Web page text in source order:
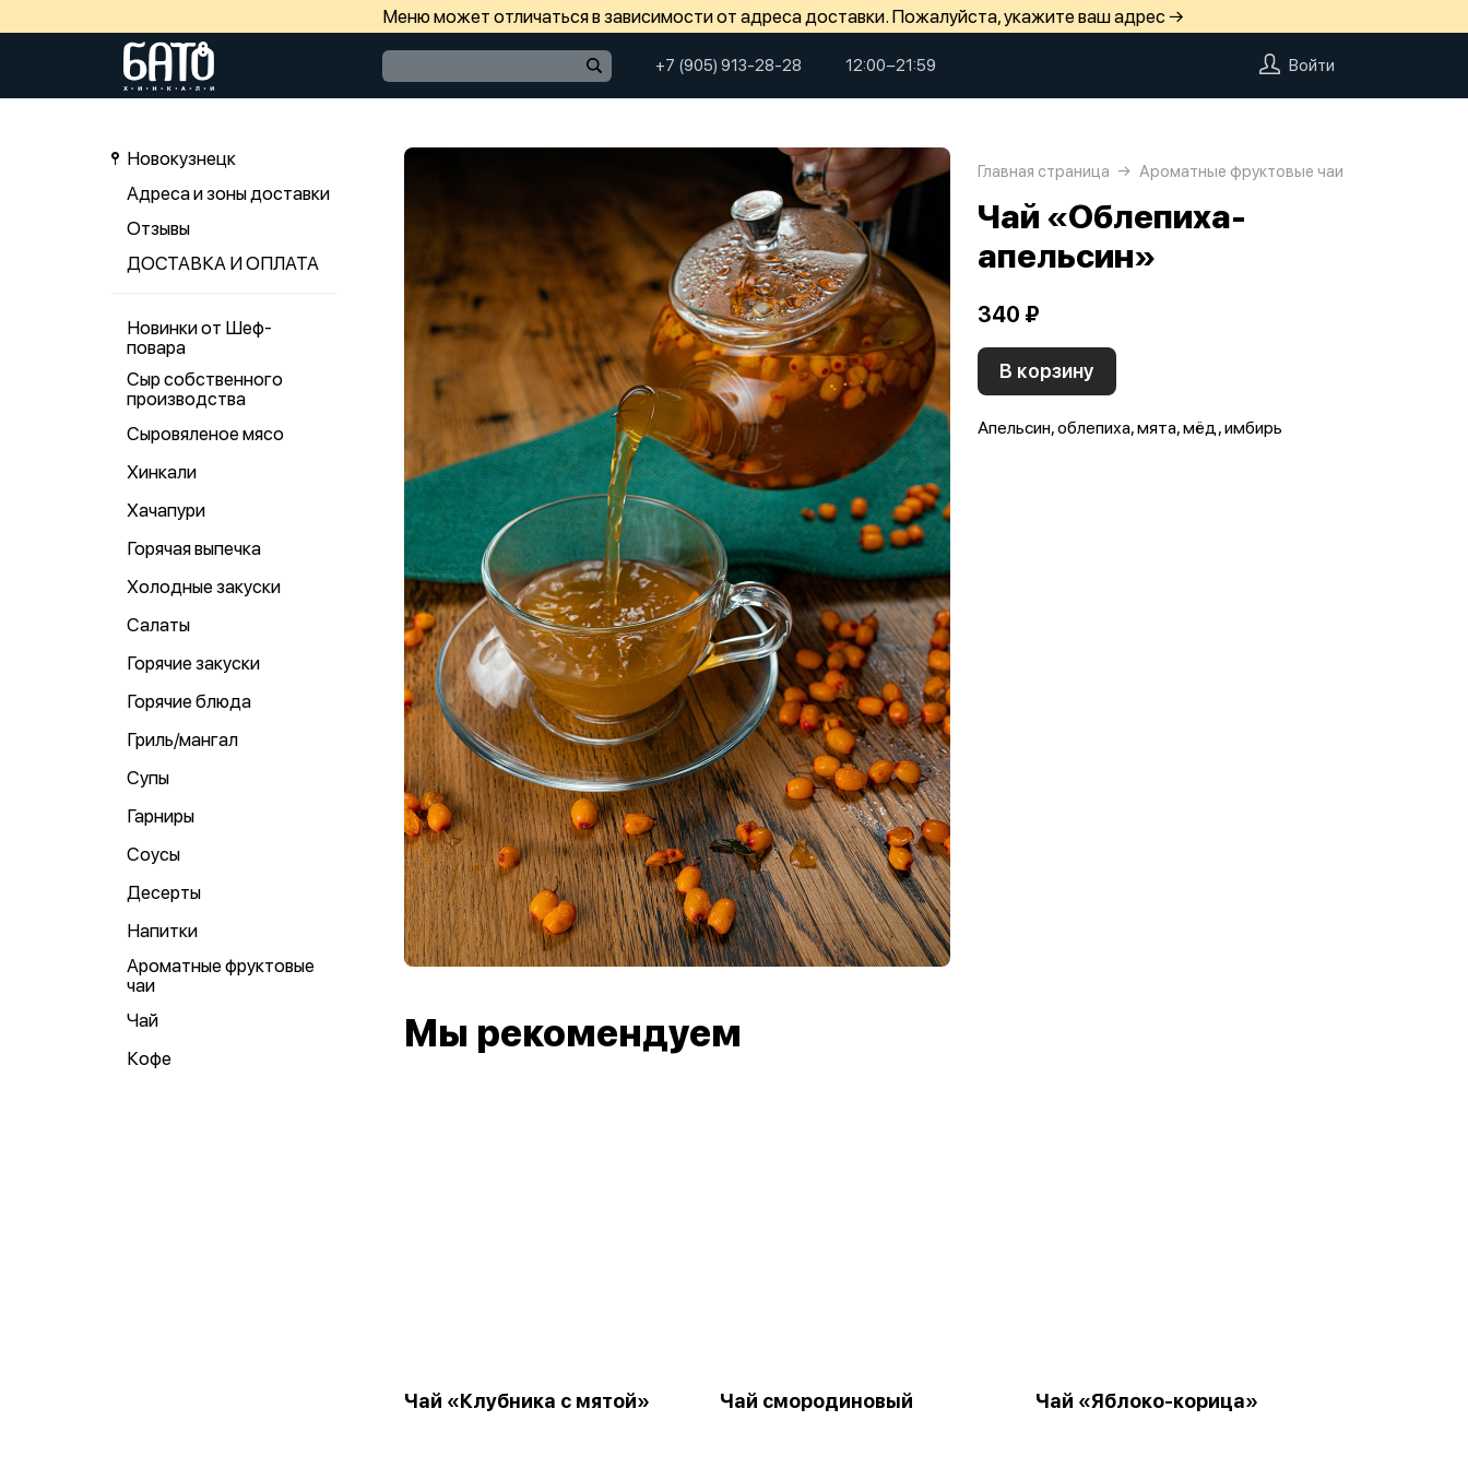
Меню может отличаться в зависимости от адреса доставки. Пожалуйста, укажите ваш адрес →
+7 (905) 913-28-28 12:00−21:59 Войти
Новокузнецк
Адреса и зоны доставки
Отзывы
ДОСТАВКА И ОПЛАТА
Новинки от Шеф-
повара
Сыр собственного
производства
Сыровяленое мясо
Хинкали
Хачапури
Горячая выпечка
Холодные закуски
Салаты
Горячие закуски
Горячие блюда
Гриль/мангал
Супы
Гарниры
Соусы
Десерты
Напитки
Ароматные фруктовые
чаи
Чай
Кофе
Главная страница Ароматные фруктовые чаи
Чай «Облепиха-
апельсин»
340 ₽
В корзину
Апельсин, облепиха, мята, мёд, имбирь
Мы рекомендуем
Чай «Клубника с мятой» Чай смородиновый Чай «Яблоко-корица»